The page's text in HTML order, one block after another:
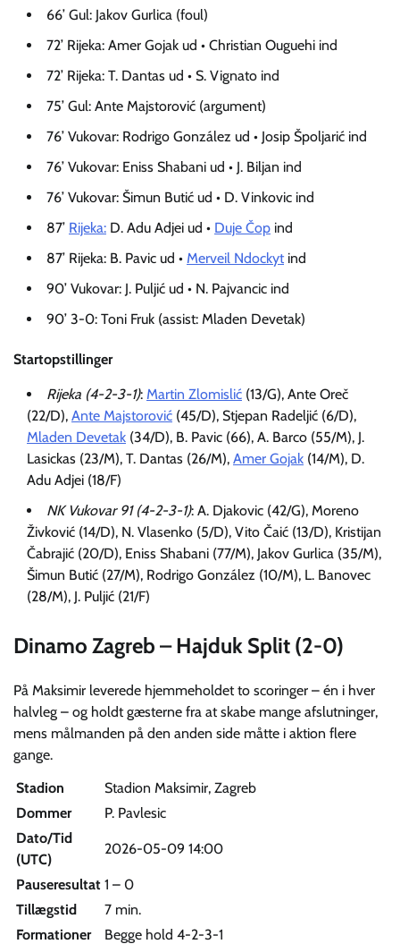
66’ Gul: Jakov Gurlica (foul)
72’ Rijeka: Amer Gojak ud • Christian Ouguehi ind
72’ Rijeka: T. Dantas ud • S. Vignato ind
75’ Gul: Ante Majstorović (argument)
76’ Vukovar: Rodrigo González ud • Josip Špoljarić ind
76’ Vukovar: Eniss Shabani ud • J. Biljan ind
76’ Vukovar: Šimun Butić ud • D. Vinkovic ind
87’ Rijeka: D. Adu Adjei ud • Duje Čop ind
87’ Rijeka: B. Pavic ud • Merveil Ndockyt ind
90’ Vukovar: J. Puljić ud • N. Pajvancic ind
90’ 3-0: Toni Fruk (assist: Mladen Devetak)
Startopstillinger
Rijeka (4-2-3-1): Martin Zlomislić (13/G), Ante Oreč
(22/D), Ante Majstorović (45/D), Stjepan Radeljić (6/D),
Mladen Devetak (34/D), B. Pavic (66), A. Barco (55/M), J.
Lasickas (23/M), T. Dantas (26/M), Amer Gojak (14/M), D.
Adu Adjei (18/F)
NK Vukovar 91 (4-2-3-1): A. Djakovic (42/G), Moreno
Živković (14/D), N. Vlasenko (5/D), Vito Čaić (13/D), Kristijan
Čabrajić (20/D), Eniss Shabani (77/M), Jakov Gurlica (35/M),
Šimun Butić (27/M), Rodrigo González (10/M), L. Banovec
(28/M), J. Puljić (21/F)
Dinamo Zagreb – Hajduk Split (2-0)
På Maksimir leverede hjemmeholdet to scoringer – én i hver
halvleg – og holdt gæsterne fra at skabe mange afslutninger,
mens målmanden på den anden side måtte i aktion flere
gange.
Stadion
Stadion Maksimir, Zagreb
Dommer
P. Pavlesic
Dato/Tid
(UTC)
2026-05-09 14:00
Pauseresultat 1 – 0
Tillægstid
7 min.
Formationer
Begge hold 4-2-3-1